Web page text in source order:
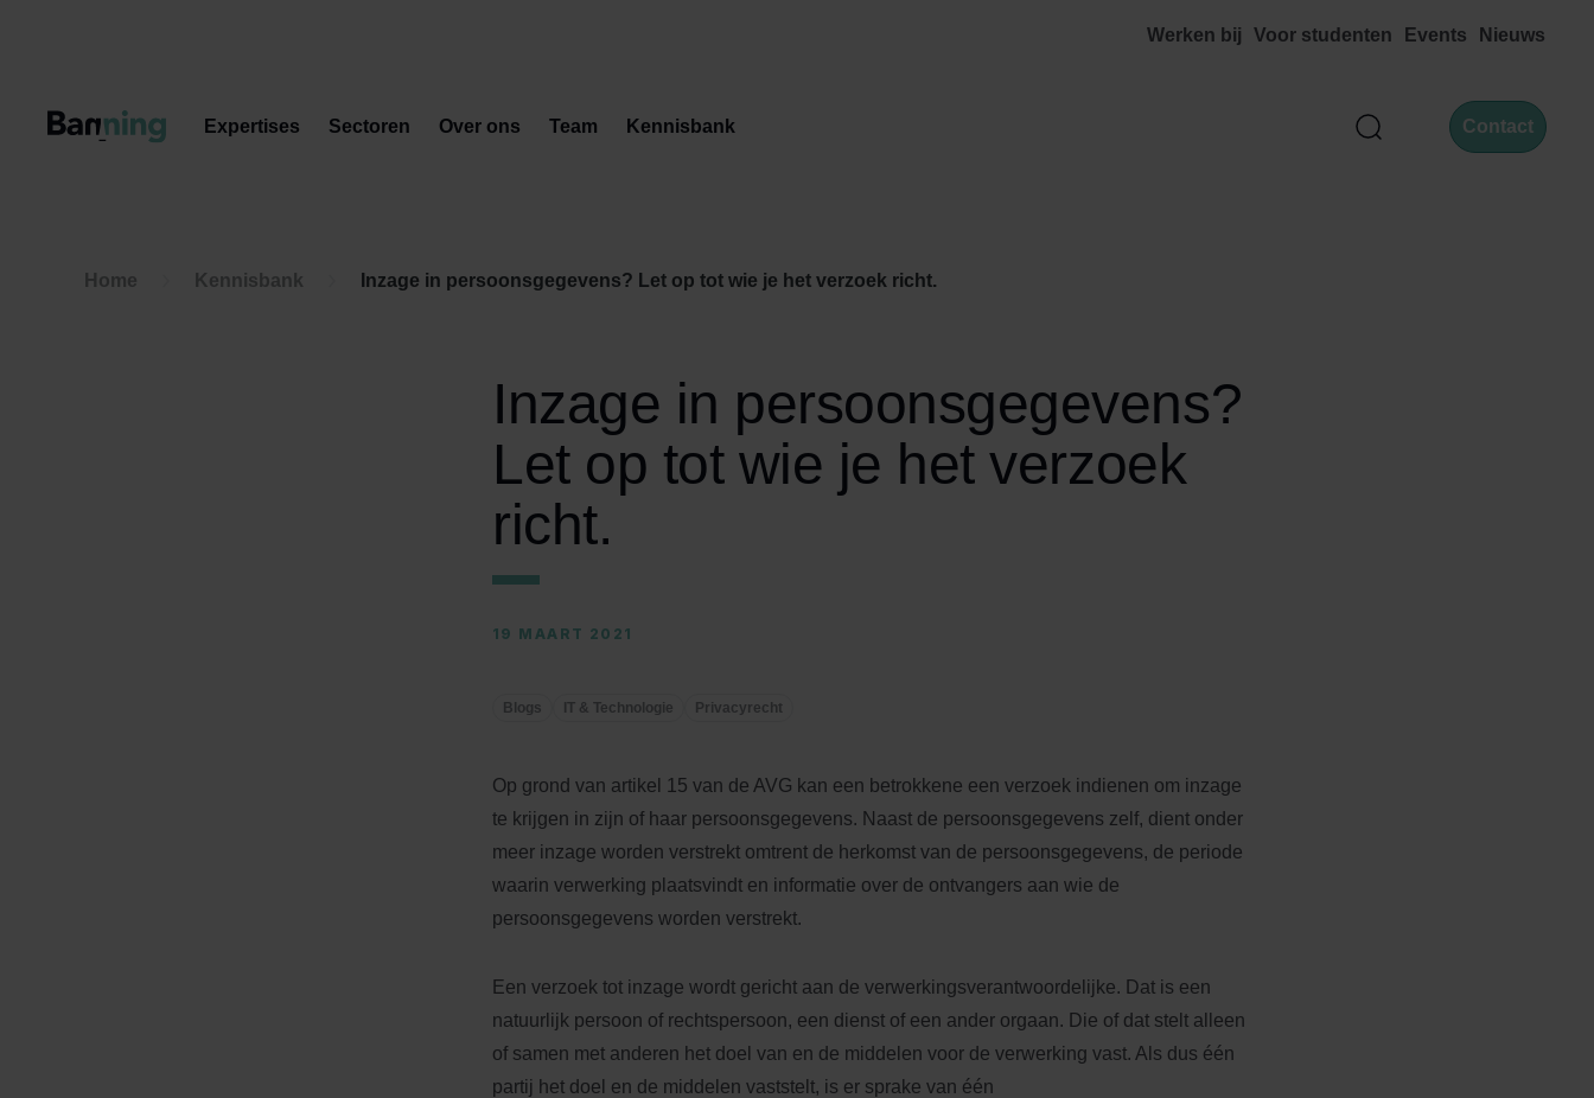
Werken bij Voor studenten Events Nieuws
Zoek Contact
Expertises Sectoren Over ons Team Kennisbank
Home Kennisbank Inzage in persoonsgegevens? Let op tot wie je het verzoek richt.
Inzage in persoonsgegevens?
Let op tot wie je het verzoek
richt.
19 MAART 2021
Blogs IT & Technologie Privacyrecht
Op grond van artikel 15 van de AVG kan een betrokkene een verzoek indienen om inzage
te krijgen in zijn of haar persoonsgegevens. Naast de persoonsgegevens zelf, dient onder
meer inzage worden verstrekt omtrent de herkomst van de persoonsgegevens, de periode
waarin verwerking plaatsvindt en informatie over de ontvangers aan wie de
persoonsgegevens worden verstrekt.
Een verzoek tot inzage wordt gericht aan de verwerkingsverantwoordelijke. Dat is een
natuurlijk persoon of rechtspersoon, een dienst of een ander orgaan. Die of dat stelt alleen
of samen met anderen het doel van en de middelen voor de verwerking vast. Als dus één
partij het doel en de middelen vaststelt, is er sprake van één